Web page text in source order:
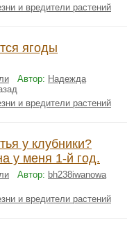
и вредители растений
ягоды
Автор: Надежда
и вредители растений
у клубники?
у меня 1-й год.
Автор: bh238iwanowa
и вредители растений